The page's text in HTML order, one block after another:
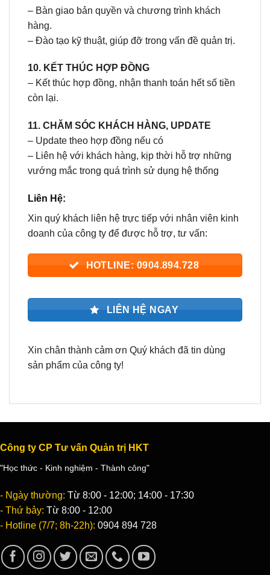
– Bàn giao bản quyền và chương trình khách
hàng.
– Đào tạo kỹ thuật, giúp đỡ trong vấn đề quản trị.
10. KẾT THÚC HỢP ĐỒNG
– Kết thúc hợp đồng, nhận thanh toán hết số tiền
còn lại.
11. CHĂM SÓC KHÁCH HÀNG, UPDATE
– Update theo hợp đồng nếu có
– Liên hệ với khách hàng, kịp thời hỗ trợ những
vướng mắc trong quá trình sử dụng hệ thống
Liên Hệ:
Xin quý khách liên hệ trực tiếp với nhân viên kinh
doanh của công ty để được hỗ trợ, tư vấn:
HOTLINE: 0904.894.728
LIÊN HỆ NGAY
Xin chân thành cảm ơn Quý khách đã tin dùng
sản phẩm của công ty!
Công ty CP Tư vấn Quản trị HKT
"Học thức - Kinh nghiệm - Thành công"
- Ngày thường: Từ 8:00 - 12:00; 14:00 - 17:30
- Thứ bảy: Từ 8:00 - 12:00
- Hotline (7/7; 8h-22h): 0904 894 728